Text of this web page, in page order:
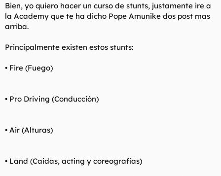
Bien, yo quiero hacer un curso de stunts, justamente ire a
la Academy que te ha dicho Pope Amunike dos post mas
arriba.
Principalmente existen estos stunts:
• Fire (Fuego)
• Pro Driving (Conducción)
• Air (Alturas)
• Land (Caidas, acting y coreografias)